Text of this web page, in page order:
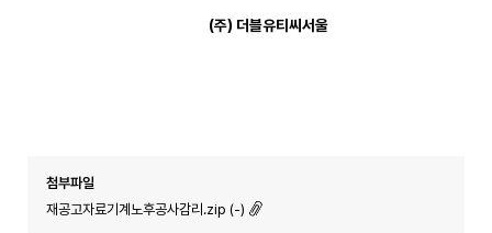
(주) 더블유티씨서울
첨부파일
재공고자료기계노후공사감리.zip (-)